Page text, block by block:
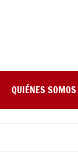
QUIÉNES SOMOS